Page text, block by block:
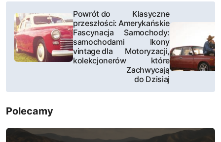
N
w
g
a
c
Powrót do
przeszłości:
Fascynacja
samochodami
vintage dla
kolekcjonerów
Klasyczne
Amerykańskie
Samochody:
Ikony
Motoryzacji,
które
Zachwycają
do Dzisiaj
Polecamy